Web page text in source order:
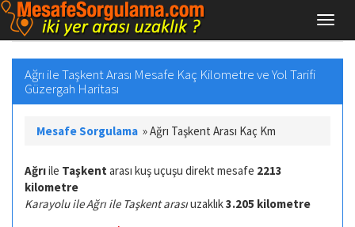
Ağrı ile Taşkent Arası Mesafe Kaç Kilometre ve Yol Tarifi
Güzergah Haritası
Mesafe Sorgulama »Ağrı Taşkent Arası Kaç Km
Ağrıile Taşkent arası kuş uçuşu direkt mesafe 2213
kilometre
Karayolu ile Ağrı ile Taşkent arasıuzaklık3.205 kilometre